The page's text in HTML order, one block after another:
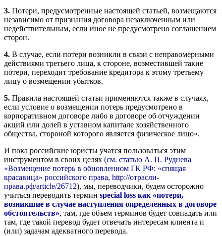
3. Потери, предусмотренные настоящей статьей, возмещаются
независимо от признания договора незаключенным или
недействительным, если иное не предусмотрено соглашением
сторон.
4. В случае, если потери возникли в связи с неправомерными
действиями третьего лица, к стороне, возместившей такие
потери, переходит требование кредитора к этому третьему
лицу о возмещении убытков.
5. Правила настоящей статьи применяются также в случаях,
если условие о возмещении потерь предусмотрено в
корпоративном договоре либо в договоре об отчуждении
акций или долей в уставном капитале хозяйственного
общества, стороной которого является физическое лицо».
И пока российские юристы учатся пользоваться этим
инструментом в своих целях (см. статью А. П. Руднева
«Возмещение потерь в обновленном ГК РФ: «спящая
красавица» российского права, http://отрасли-
права.рф/article/26712), мы, переводчики, будем осторожно
учиться переводить термин special loss как «потери,
возникшие в случае наступления определенных в договоре
обстоятельств», там, где объем терминов будет совпадать или
там, где такой перевод будет отвечать интересам клиента и
(или) задачам адекватного перевода.